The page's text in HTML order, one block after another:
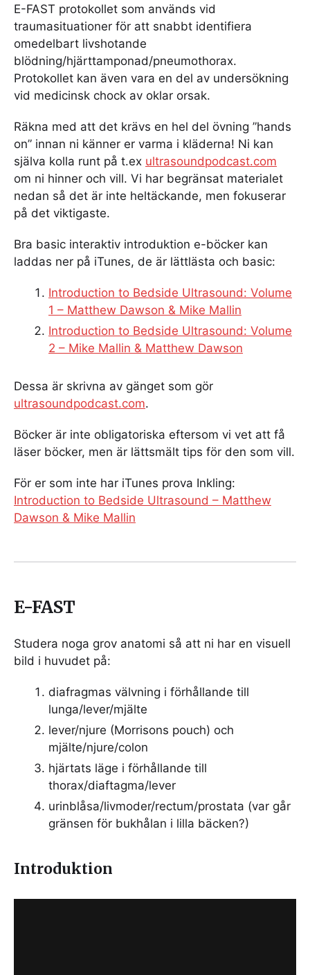
E-FAST protokollet som används vid
traumasituationer för att snabbt identifiera
omedelbart livshotande
blödning/hjärttamponad/pneumothorax.
Protokollet kan även vara en del av undersökning
vid medicinsk chock av oklar orsak.
Räkna med att det krävs en hel del övning ”hands
on” innan ni känner er varma i kläderna! Ni kan
själva kolla runt på t.ex ultrasoundpodcast.com
om ni hinner och vill. Vi har begränsat materialet
nedan så det är inte heltäckande, men fokuserar
på det viktigaste.
Bra basic interaktiv introduktion e-böcker kan
laddas ner på iTunes, de är lättlästa och basic:
Introduction to Bedside Ultrasound: Volume
1 – Matthew Dawson & Mike Mallin
Introduction to Bedside Ultrasound: Volume
2 – Mike Mallin & Matthew Dawson
Dessa är skrivna av gänget som gör
ultrasoundpodcast.com.
Böcker är inte obligatoriska eftersom vi vet att få
läser böcker, men är lättsmält tips för den som vill.
För er som inte har iTunes prova Inkling:
Introduction to Bedside Ultrasound – Matthew
Dawson & Mike Mallin
E-FAST
Studera noga grov anatomi så att ni har en visuell
bild i huvudet på:
diafragmas välvning i förhållande till
lunga/lever/mjälte
lever/njure (Morrisons pouch) och
mjälte/njure/colon
hjärtats läge i förhållande till
thorax/diaftagma/lever
urinblåsa/livmoder/rectum/prostata (var går
gränsen för bukhålan i lilla bäcken?)
Introduktion